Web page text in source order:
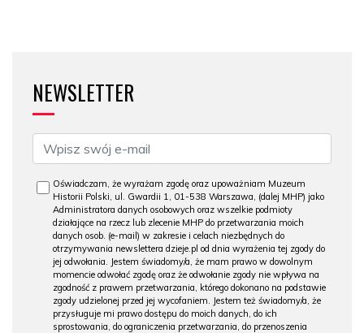
NEWSLETTER
Oświadczam, że wyrażam zgodę oraz upoważniam Muzeum
Historii Polski, ul. Gwardii 1, 01-538 Warszawa, (dalej MHP) jako
Administratora danych osobowych oraz wszelkie podmioty
działające na rzecz lub zlecenie MHP do przetwarzania moich
danych osob. (e-mail) w zakresie i celach niezbędnych do
otrzymywania newslettera dzieje.pl od dnia wyrażenia tej zgody do
jej odwołania. Jestem świadomy/a, że mam prawo w dowolnym
momencie odwołać zgodę oraz że odwołanie zgody nie wpływa na
zgodność z prawem przetwarzania, którego dokonano na podstawie
zgody udzielonej przed jej wycofaniem. Jestem też świadomy/a, że
przysługuje mi prawo dostępu do moich danych, do ich
sprostowania, do ograniczenia przetwarzania, do przenoszenia